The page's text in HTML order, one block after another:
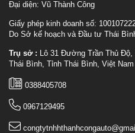
Đại diện: Vũ Thành Công
Giấy phép kinh doanh số:
Do Sở kế hoạch và Đầu tư Thái
Trụ sở : Lô 31 Đường Trần Thủ
Thái Bình, Tỉnh Thái Bình, Việt Nam
0388405708
0967129495